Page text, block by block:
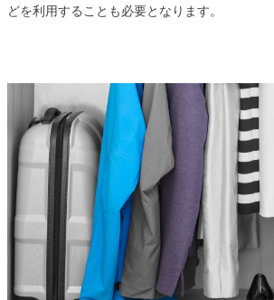
どを利用することも必要となります。